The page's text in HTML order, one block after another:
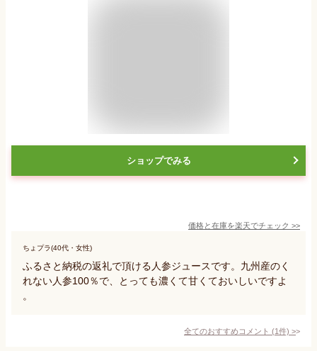
ショップでみる
価格と在庫を楽天でチェック >>
ちょプラ(40代・女性)
ふるさと納税の返礼で頂ける人参ジュースです。九州産のく
れない人参100％で、とっても濃くて甘くておいしいですよ
。
全てのおすすめコメント (1件) >